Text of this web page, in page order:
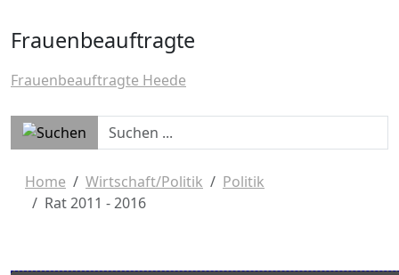
Frauenbeauftragte
Frauenbeauftragte Heede
Home Wirtschaft/Politik
Politik
Rat 2011 - 2016